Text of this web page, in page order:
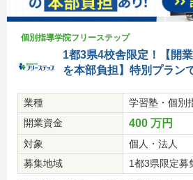
個別指導学院フリーステップ
1都3県4校舎限定！【開
を本部負担】特別プラン
業種
学習塾・個別
開業資金
400 万円
対象
個人・法人
募集地域
1都3県限定募